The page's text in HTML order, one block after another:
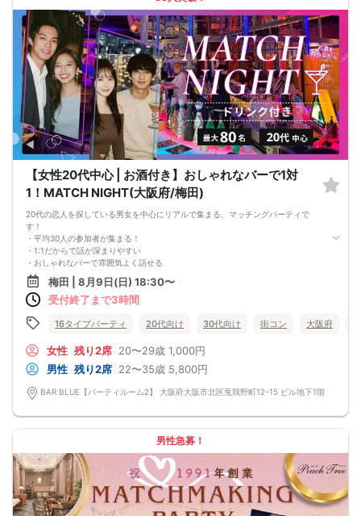
■飲食
アルコール/ソフトドリンク付き
軽食あり
【女性20代中心 | お酒付き】おしゃれなバーで1対
1！MATCH NIGHT(大阪府/梅田)
20代の恋人を探している男女を中心にリアルで集まる、マッチングパーティで
す！
・平均30人の参加者が集まる！
・1:1だからで話が深まりやすい
・おしゃれなバーで雰囲気よく話せる
・初対面でも相手の中身を深く知れるコンテンツ！
お一人様での参加も、お友達を連れての参加も大歓迎です！
一度遊びに来てみてください。参加者の皆様が本当にいい恋人を見つけられるよ
【注意事項】
・公的身分証明書 ※ご提示いただけない方はご参加いただけません
■留意事項
・最善を尽くしておりますが、やむを得ない事情（ご予約者様の当日キャンセル
交通費等の補償は致しかねますのであらかじめご了承ください。
する場合がございます。
男女5対5
■中止判断タイミング
パーティ開始2時間前まで
■飲食
アルコール/ソフトドリンク付き
梅田 | 8月9日(日) 18:30〜
受付終了まで3時間
16タイプパーティ 20代向け 30代向け 街コン 大阪府
女性 残り2席 20〜29歳 1,000円
男性 残り2席 22〜35歳 5,800円
BAR BLUE【パーティルーム2】 大阪府大阪市北区兎我野町12-15 ビル地下1階
男性急募！